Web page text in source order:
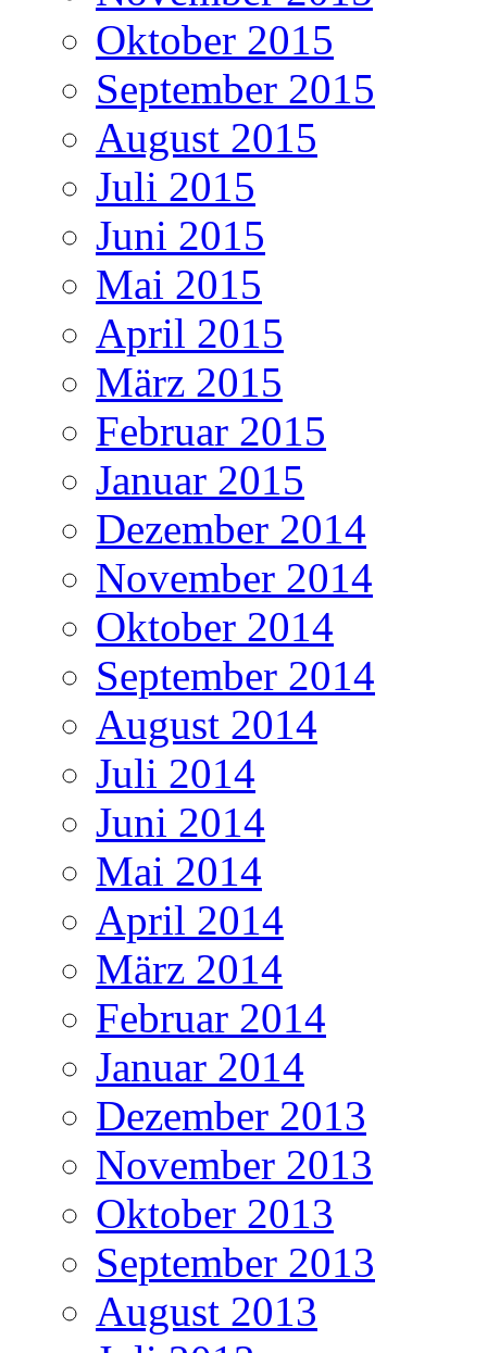
Oktober 2015
September 2015
August 2015
Juli 2015
Juni 2015
Mai 2015
April 2015
März 2015
Februar 2015
Januar 2015
Dezember 2014
November 2014
Oktober 2014
September 2014
August 2014
Juli 2014
Juni 2014
Mai 2014
April 2014
März 2014
Februar 2014
Januar 2014
Dezember 2013
November 2013
Oktober 2013
September 2013
August 2013